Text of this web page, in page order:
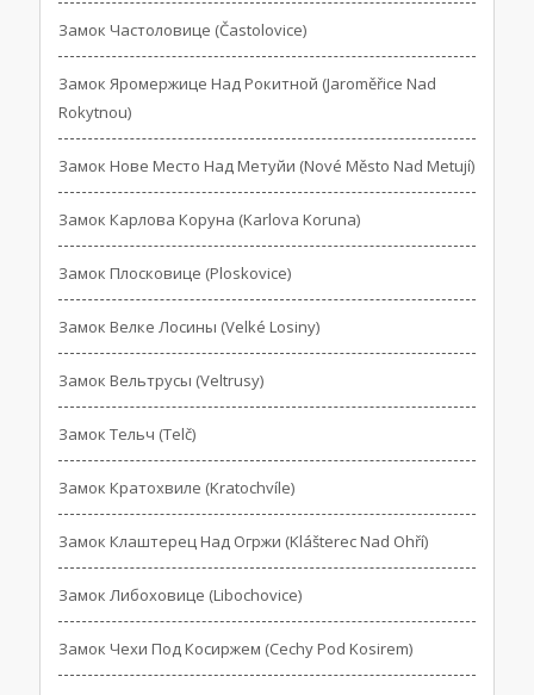
Замок Частоловице (Častolovice)
Замок Яромержице Над Рокитной (Jaroměřice Nad
Rokytnou)
Замок Нове Место Над Метуйи (Nové Město Nad Metují)
Замок Карлова Коруна (Karlova Koruna)
Замок Плосковице (Ploskovice)
Замок Велке Лосины (Velké Losiny)
Замок Вельтрусы (Veltrusy)
Замок Тельч (Telč)
Замок Кратохвиле (Kratochvíle)
Замок Клаштерец Над Огржи (Klášterec Nad Ohří)
Замок Либоховице (Libochovice)
Замок Чехи Под Косиржем (Cechy Pod Kosirem)